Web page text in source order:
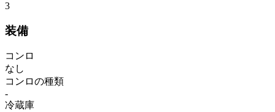
3
装備
コンロ
なし
コンロの種類
-
冷蔵庫